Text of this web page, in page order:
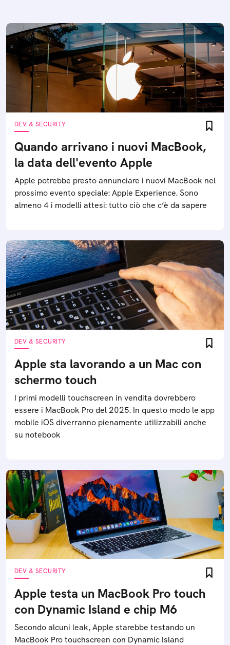
DEV & SECURITY
Quando arrivano i nuovi MacBook,
la data dell'evento Apple
Apple potrebbe presto annunciare i nuovi MacBook nel
prossimo evento speciale: Apple Experience. Sono
almeno 4 i modelli attesi: tutto ciò che c’è da sapere
DEV & SECURITY
Apple sta lavorando a un Mac con
schermo touch
I primi modelli touchscreen in vendita dovrebbero
essere i MacBook Pro del 2025. In questo modo le app
mobile iOS diverranno pienamente utilizzabili anche
su notebook
DEV & SECURITY
Apple testa un MacBook Pro touch
con Dynamic Island e chip M6
Secondo alcuni leak, Apple starebbe testando un
MacBook Pro touchscreen con Dynamic Island